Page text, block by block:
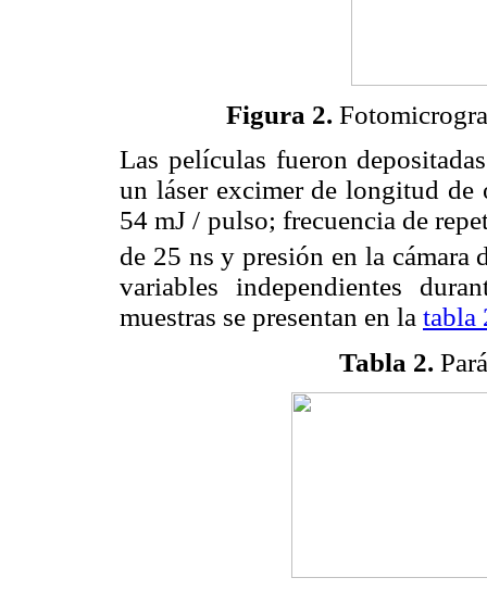
Figura 2.
Las películas fueron
un láser excimer de longitud
54 mJ / pulso; frecuencia de
de 25 ns y presión en la
variables independientes
muestras se presentan en la tabla
Tabla 2.